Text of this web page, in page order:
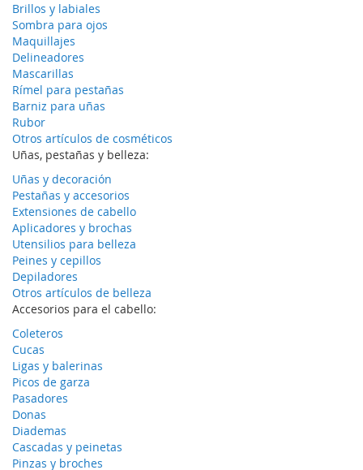
Brillos y labiales
Sombra para ojos
Maquillajes
Delineadores
Mascarillas
Rímel para pestañas
Barniz para uñas
Rubor
Otros artículos de cosméticos
Uñas, pestañas y belleza:
Uñas y decoración
Pestañas y accesorios
Extensiones de cabello
Aplicadores y brochas
Utensilios para belleza
Peines y cepillos
Depiladores
Otros artículos de belleza
Accesorios para el cabello:
Coleteros
Cucas
Ligas y balerinas
Picos de garza
Pasadores
Donas
Diademas
Cascadas y peinetas
Pinzas y broches